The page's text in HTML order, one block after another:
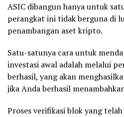
ASIC dibangun hanya untuk
perangkat ini tidak berguna di
penambangan aset kripto.
Satu-satunya cara untuk
investasi awal adalah melalui
berhasil, yang akan
jika Anda berhasil
Proses verifikasi blok yang